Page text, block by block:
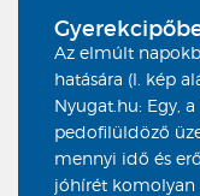
Az elmúlt
hatására (l. kép
Nyugat.hu: Egy,
pedofilüldöző
mennyi idő és
jóhírét komolyan